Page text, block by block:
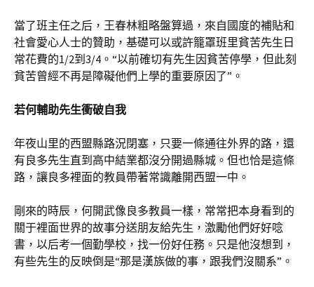
當了班主任之后，王春林粗略盤算過，來自國度的補貼和
社會愛心人士的贊助，基礎可以或許籠罩班里貧苦先生日
常花費的1/2到3/4。“以前確切有先生因貧苦停學，但此刻
貧苦曾經不再是障礙他們上學的重要原因了”。
若何輔助先生衝破自我
年夜山里的西盟縣路況閉塞，只要一條通往外界的路，還
有良多先生直到高中結業都沒分開過縣城。但也恰是這條
路，讓良多裡面的教員帶著常識離開西盟一中。
剛來的時辰，何開武像良多教員一樣，常常把本身看到的
關于裡面世界的故事分送朋友給先生，激勵他們好好唸
書，以后考一個勤學校，找一份好任務。只是他沒想到，
有些先生的反映倒是“那是漢族做的事，跟我們沒關系”。